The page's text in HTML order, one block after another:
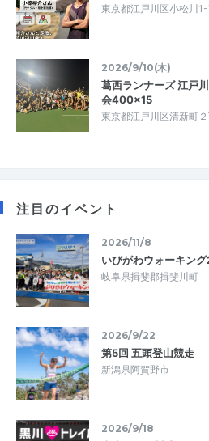
東京都江戸川区小松川
2026/9/10(木)
葛西ランナーズ 江戸
会400×15
東京都江戸川区清新町
注目のイベント
2026/11/8
いびがわウォーキン
岐阜県揖斐郡揖斐川町
2026/9/22
第5回 五頭登山競走
新潟県阿賀野市
2026/9/18